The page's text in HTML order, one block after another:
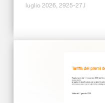
luglio 2026, 2925-27.I